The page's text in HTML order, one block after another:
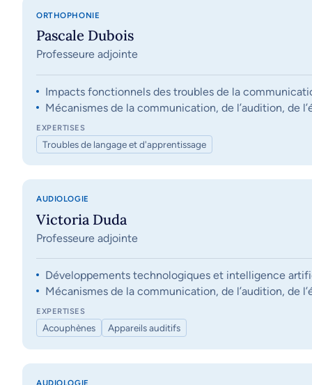
ORTHOPHONIE
Pascale Dubois
Professeure adjointe
Impacts fonctionnels des troubles de la
Mécanismes de la communication, de l’audition, de
EXPERTISES
Troubles de langage et d'apprentissage
AUDIOLOGIE
Victoria Duda
Professeure adjointe
Développements technologiques et intelligence
Mécanismes de la communication, de l’audition, de
EXPERTISES
Acouphènes Appareils auditifs
AUDIOLOGIE